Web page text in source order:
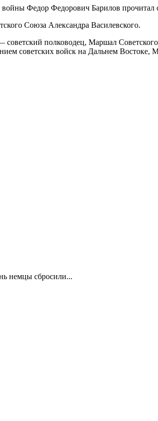
Федор Федорович Барилов
Союза Александра Василевского.
полководец, Маршал
советских войск на Дальнем
немцы сбросили...